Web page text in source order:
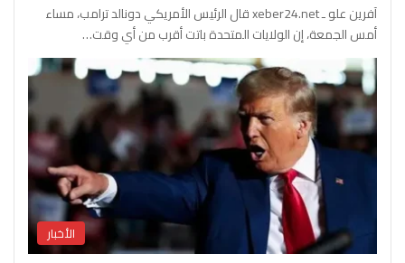
آفرين علو ـ xeber24.net قال الرئيس الأمريكي دونالد ترامب، مساء
أمس الجمعة، إن الولايات المتحدة باتت أقرب من أي وقت…
الأخبار